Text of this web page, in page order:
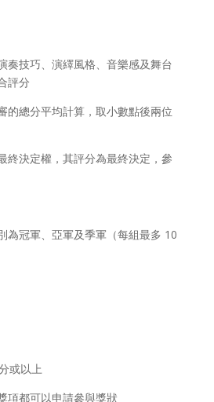
奏技巧、演繹風格、音樂感及舞台
評分
的總分平均計算，取小數點後兩位
終決定權，其評分為最終決定，參
為冠軍、亞軍及季軍（每組最多 10
或以上
項都可以申請參與獎狀